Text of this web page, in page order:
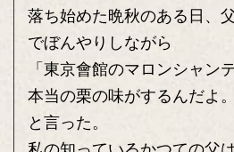
落ち始めた晩秋のある日、
でぼんやりしながら
「東京會館のマロンシャン
本当の栗の味がするんだよ。
と言った。